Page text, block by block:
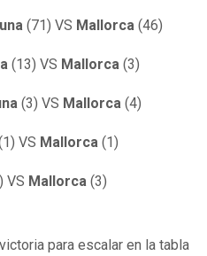
(71) VS Mallorca (46)
(13) VS Mallorca (3)
(3) VS Mallorca (4)
VS Mallorca (1)
VS Mallorca (3)
para escalar en la tabla